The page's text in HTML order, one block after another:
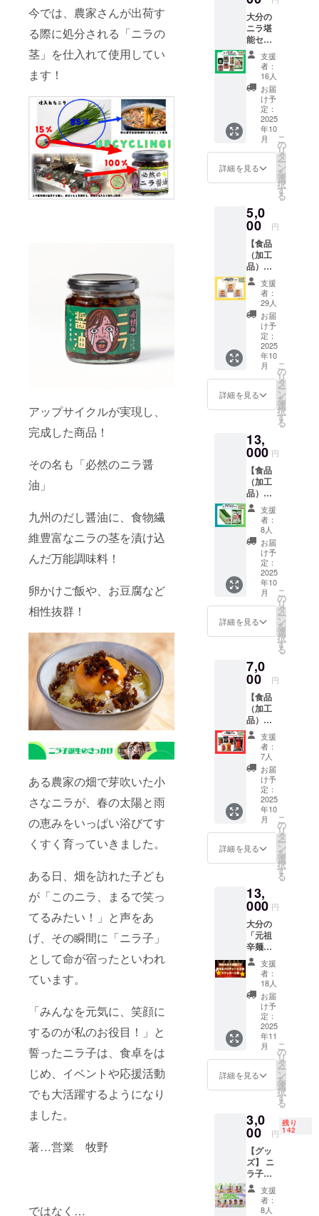
今では、農家さんが出荷す
る際に処分される「ニラの
茎」を仕入れて使用してい
ます！
アップサイクルが実現し、
完成した商品！
その名も「必然のニラ醤
油」
九州のだし醤油に、食物繊
維豊富なニラの茎を漬け込
んだ万能調味料！
卵かけご飯や、お豆腐など
相性抜群！
ある農家の畑で芽吹いた小
さなニラが、春の太陽と雨
の恵みをいっぱい浴びてす
くすく育っていきました。
ある日、畑を訪れた子ども
が「このニラ、まるで笑っ
てるみたい！」と声をあ
げ、その瞬間に「ニラ子」
として命が宿ったといわれ
ています。
「みんなを元気に、笑顔に
するのが私のお役目！」と
誓ったニラ子は、食卓をは
じめ、イベントや応援活動
でも大活躍するようになり
ました。
著…営業 牧野
ではなく…
ヒー
豆粉 生
産国
コロン
ビア、
グァテ
マラ 内
容量
12g 保
存方
法 直
射日
光、高
を避け
て保存
い。
目で講
演会を
いたし
ます。
200名の
会場
で、冠
スポン
サー様
には、
当日会
場で自
社（個
は自
身）の
リング
や、チ
ラシな
どの配
布可能
です。
340g ・
保存方
法：高
温多湿
を避
け、常
温で保
存して
くださ
い ・消
費期限
もしく
は賞味
期限：
365日
原産
地：ニ
ラ、大
分市産
・添加
物表
示、ア
レル
ギー表
示：小
麦、大
豆 「原
材料及
び添加
物等の
食品表
示はお
表記さ
れま
す。 商
品開封
前には
必ずお
届けの
リター
ンに貼
付され
たラベ
ルや注
意書き
をご確
認くだ
い。」
○必然の
産のニ
ラの茎
の部分
のみを
丁寧に
下処理
し、特
製醤油
に漬け
込んだ
万能お
おいた
調味
料。 ニ
ラの旨
感が混
然一
るほど
美味
い」逸
品。栄
養価が
高いビ
タミン
A(カロ
テン)・
アリシ
ンを多
く含み
抗酸化
力、免
疫力
にも期
待大。
味をあ
なた
に。 サ
スティ
ナブル
な商品
として
注目を
集めて
大分の
ニラ堪
能セッ
ト！ ニ
ラ醤
油・ニ
ラ塩
チップ
ス・ニ
ラコス
パイス
など、
CAMPF
IREだけ
のスペ
シャル
ト！
【ニラ
醤油
セッ
ト】 大
人気の
万能調
味料、
「ニラ
醤油」3
本セッ
トを提
供しま
す。 ・
サイ
ズ：7.5
㎝ × 6.5
㎝cm ・
340g ・
保存方
法：高
温多湿
を避
け、常
温で保
存して
くださ
い ・消
費期限
もしく
は賞味
期限：
365日
・原材
料、主
ラ、大
分市産
・添加
物表
示、ア
レル
ギー表
示：小
麦、大
豆 「原
材料及
び添加
物等の
食品表
示はお
品のラ
ベルに
す。 商
品開封
前には
必ずお
届けの
リター
ンに貼
付され
たラベ
ルや注
意書き
をご確
認くだ
い。」
ニラ醤
油 "大分
の部分
のみを
丁寧に
下処理
し、特
製醤油
に漬け
込んだ
支援
者：
16人
お届
け予
定：
2025
年10
月
詳細を見る
こ
の
リ
タ
ー
ン
を
選
択
す
る
5,0
00 円
【食品
（加工
品）】
米粉餃
子︎×３
パック
を提供
しま
す。 ・
サイ
ズ：約
(180m
m×190
mm×30
mm)cm
（１
につ
き） ・
重量：
約
190g(1
パック
につ
き） ・
保存方
法：要
冷凍
（ー１
５℃以
下） ※
保冷
バック
はつき
にて冷
凍で配
送いた
しま
す。 ・
消費期
限もし
くは賞
味期
限：180
日 「原
材料及
び添加
物等の
食品表
示はお
届け商
れま
す。 商
品開封
前には
必ずお
届けの
リター
ンに貼
付され
たラベ
ルや注
意書き
をご確
認くだ
・米粉
餃子 米
使った
餃子は
もちも
ちとし
た食感
が強
く、き
れいに
焼きあ
支援
者：
29人
お届
け予
定：
2025
年10
月
詳細を見る
こ
の
リ
タ
ー
ン
を
選
択
す
る
13,
000 円
【食品
（加工
品）】
ニラ塩
ポテト
チップ
スを提
供しま
す。 ・
サイ
ズ：
(300m
m)x(22
0mm)x(
70mm)
cm ・重
90g ・
保存方
法：直
射日
光、高
温多湿
を避け
て保存
してく
ださ
い。 ・
消費期
限もし
くは賞
味期
限：180
日 ・原
地：馬
鈴薯、
日本
「原材
料及び
添加物
等の食
品表示
はお届
け商品
のラベ
ルに表
記され
ます。
商品開
封前に
は必ず
に貼付
された
ラベル
や注意
書きを
ご確認
くださ
い。」
大分産
支援
者：
8人
お届
け予
定：
2025
年10
月
詳細を見る
こ
の
リ
タ
ー
ン
を
選
択
す
る
7,0
00 円
【食品
（加工
品）】
元祖辛
麺屋桝
元 袋
麺セッ
ト を
提供し
ます。
・保存
方法：
常温 ・
消費期
限もし
くは賞
限：製
造日か
ら約180
日 ・添
加物表
示、ア
レル
ギー表
示：
「原材
料及び
添加物
等の食
品表示
はお届
け商品
のラベ
商品開
封前に
は必ず
お届け
のリ
ターン
に貼付
された
ラベル
支援
者：
7人
お届
け予
定：
2025
年10
月
詳細を見る
こ
の
リ
タ
ー
ン
を
選
択
す
る
13,
000 円
大分の
「元祖
辛麺屋
桝元」
で使え
るお食
事券！
オリジ
ナルス
テッ
カー
セッ
ト！
1000円
分のお
食事券
枚！ オ
リジナ
ルス
テッ
カー1
枚！ 各
1000円
分の金
券とし
支援
者：
18人
お届
け予
定：
2025
年11
月
詳細を見る
こ
の
リ
タ
ー
ン
を
選
択
す
る
3,0
00 円
残り
142
【グッ
ズ】 ニ
ラ子を
デザイ
ンした
ステッ
支援
者：
8人